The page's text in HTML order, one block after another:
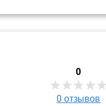
0
0 отзывов